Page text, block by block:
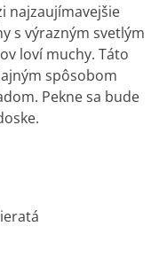
najzaujímavejšie
s výrazným svetlým
loví muchy. Táto
spôsobom
Pekne sa bude